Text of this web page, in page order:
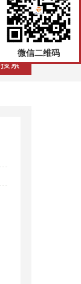
搜索
微信二维码